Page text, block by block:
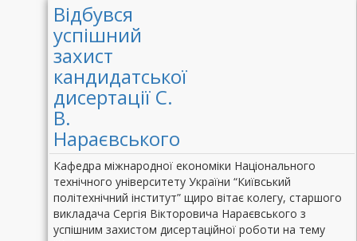
Відбувся
успішний
захист
кандидатської
дисертації С.
В.
Нараєвського
Кафедра міжнародної економіки Національного
технічного університету України “Київський
політехнічний інститут” щиро вітає колегу, старшого
викладача Сергія Вікторовича Нараєвського з
успішним захистом дисертаційної роботи на тему